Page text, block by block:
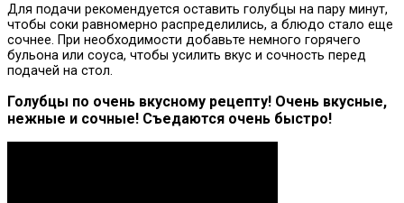
Для подачи рекомендуется оставить голубцы на пару минут,
чтобы соки равномерно распределились, а блюдо стало еще
сочнее. При необходимости добавьте немного горячего
бульона или соуса, чтобы усилить вкус и сочность перед
подачей на стол.
Голубцы по очень вкусному рецепту! Очень вкусные,
нежные и сочные! Съедаются очень быстро!